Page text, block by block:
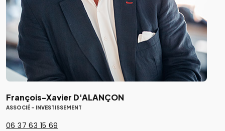
François-Xavier D'ALANÇON
ASSOCIÉ - INVESTISSEMENT
06 37 63 15 69